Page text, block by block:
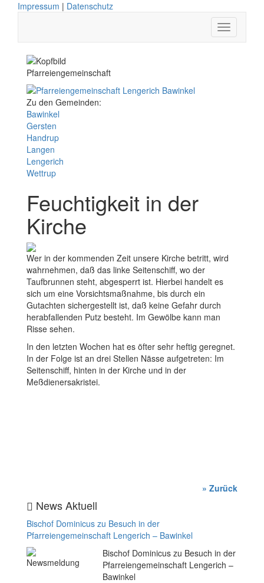
Impressum | Datenschutz
Pfarreiengemeinschaft
Zu den Gemeinden:
Bawinkel
Gersten
Handrup
Langen
Lengerich
Wettrup
Feuchtigkeit in der
Kirche
Wer in der kommenden Zeit unsere Kirche betritt, wird
wahrnehmen, daß das linke Seitenschiff, wo der
Taufbrunnen steht, abgesperrt ist. Hierbei handelt es
sich um eine Vorsichtsmaßnahme, bis durch ein
Gutachten sichergestellt ist, daß keine Gefahr durch
herabfallenden Putz besteht. Im Gewölbe kann man
Risse sehen.
In den letzten Wochen hat es öfter sehr heftig geregnet.
In der Folge ist an drei Stellen Nässe aufgetreten: Im
Seitenschiff, hinten in der Kirche und in der
Meßdienersakristei.
» Zurück
News Aktuell
Bischof Dominicus zu Besuch in der
Pfarreiengemeinschaft Lengerich – Bawinkel
Bischof Dominicus zu Besuch in der
Pfarreiengemeinschaft Lengerich –
Bawinkel